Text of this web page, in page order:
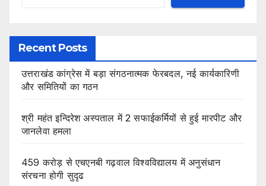
Recent Posts
उत्तराखंड कांग्रेस में बड़ा संगठनात्मक फेरबदल, नई कार्यकारिणी
और समितियों का गठन
श्री महंत इन्दिरेश अस्पताल में 2 सफाईकर्मियों से हुई मारपीट और
जानलेवा हमला
459 करोड़ से एचएनबी गढ़वाल विश्वविद्यालय में अनुसंधान
संरचना होगी सुदृढ